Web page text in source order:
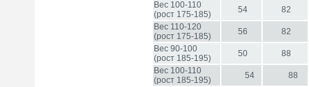
Вес 100-110
(рост 175-185)
54
82
Вес 110-120
(рост 175-185)
56
82
Вес 90-100
(рост 185-195)
50
88
Вес 100-110
(рост 185-195)
54
88